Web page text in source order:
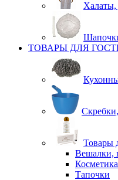
ТОВАРЫ ДЛЯ
Товары
Вешалки,
Тапочки